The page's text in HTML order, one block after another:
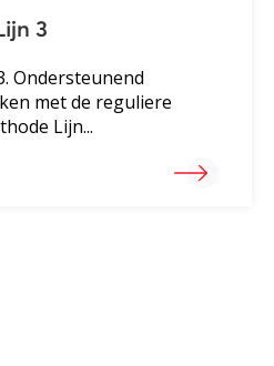
3
Ondersteunend
met de reguliere
Lijn...